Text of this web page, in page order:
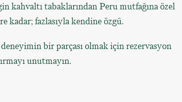
kahvaltı tabaklarından Peru mutfağına özel
kadar; fazlasıyla kendine özgü.
bir parçası olmak için rezervasyon
unutmayın.